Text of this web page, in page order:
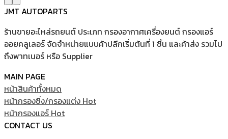
JMT AUTOPARTS
ร้านขายอะไหล่รถยนต์ ประเภท กรองอากาศเครื่องยนต์ กรองแอร์
ออยคลูเลอร์ จัดจำหน่ายแบบค้าปลีกเริ่มต้นที่ 1 ชิ้น และค้าส่ง รวมไป
ถึงพาทเนอร์ หรือ Supplier
MAIN PAGE
หน้าสินค้าทั้งหมด
หน้ากรองซิ่ง/กรองแต่ง
หน้ากรองแอร์
CONTACT US